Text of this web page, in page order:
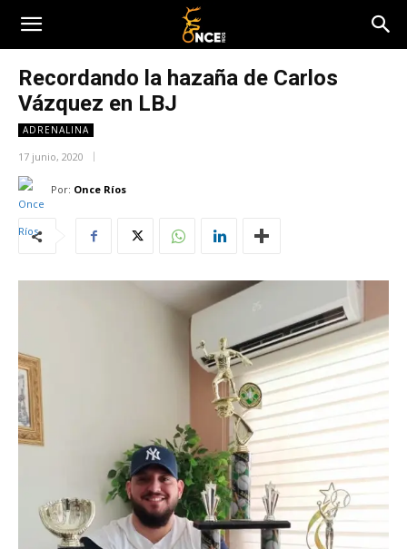
Recordando la hazaña de Carlos
Vázquez en LBJ
ADRENALINA
17 junio, 2020
Por: Once Ríos